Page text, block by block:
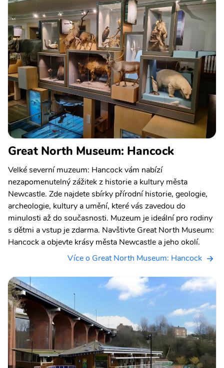
Great North Museum: Hancock
Velké severní muzeum: Hancock vám nabízí
nezapomenutelný zážitek z historie a kultury města
Newcastle. Zde najdete sbírky přírodní historie, geologie,
archeologie, kultury a umění, které vás zavedou do
minulosti až do současnosti. Muzeum je ideální pro rodiny
s dětmi a vstup je zdarma. Navštivte Great North Museum:
Hancock a objevte krásy města Newcastle a jeho okolí.
Více o Great North Museum: Hancock